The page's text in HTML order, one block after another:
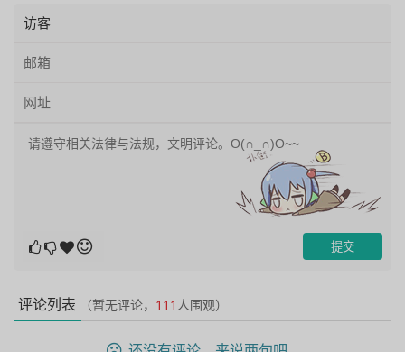
评论列表 （暂无评论， 111 人围观）